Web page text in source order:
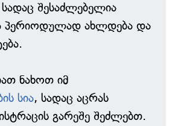
შესაძლებელია
პერიოდულად ახლდება და
ნახოთ იმ
სია, სადაც აცრას
გარეშე შეძლებთ.